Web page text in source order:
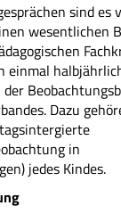
sind es
wesentlichen
einmal
Dazu
in
jedes Kindes.